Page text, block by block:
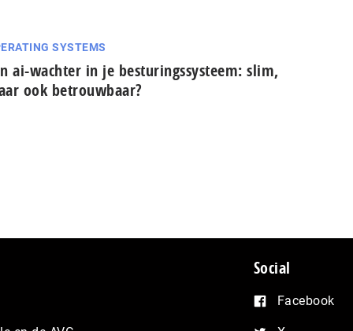
SYSTEMS
ai-wachter in je besturingssysteem: slim,
ook betrouwbaar?
Social
Facebook